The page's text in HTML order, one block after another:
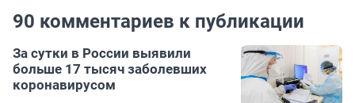
90 комментариев к публикации
За сутки в России выявили
больше 17 тысяч заболевших
коронавирусом